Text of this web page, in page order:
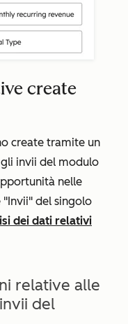
create
create tramite un
invii del modulo
nelle
"Invii" del singolo
dei dati relativi
relative alle
del